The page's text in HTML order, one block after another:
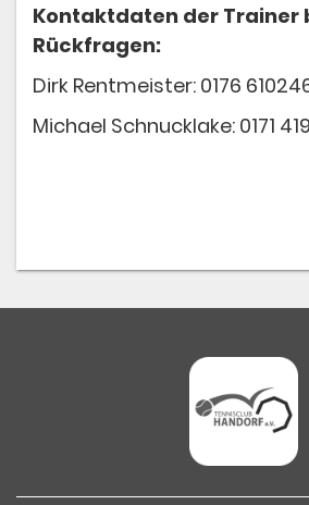
Kontaktdaten der Trainer
Rückfragen:
Dirk Rentmeister: 0176
Michael Schnucklake: 0171